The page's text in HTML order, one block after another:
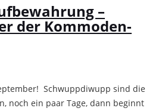
–
der Kommoden-
Schwuppdiwupp sind die
noch ein paar Tage, dann beginnt